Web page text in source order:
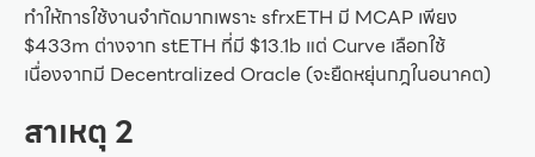
ทำให้การใช้งานจำกัดมากเพราะ sfrxETH มี MCAP เพียง
$433m ต่างจาก stETH ที่มี $13.1b แต่ Curve เลือกใช้
เนื่องจากมี Decentralized Oracle (จะยืดหยุ่นกฎในอนาคต)
สาเหตุ 2